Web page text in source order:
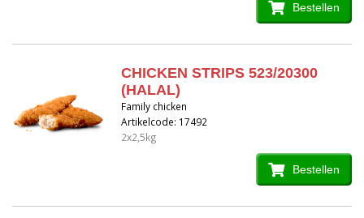
Bestellen
CHICKEN STRIPS 523/20300
(HALAL)
Family chicken
Artikelcode: 17492
2x2,5kg
Bestellen